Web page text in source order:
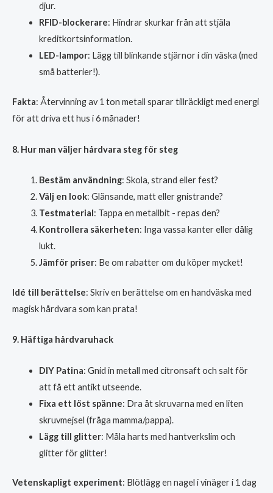
djur.
RFID-blockerare: Hindrar skurkar från att stjäla
kreditkortsinformation.
LED-lampor: Lägg till blinkande stjärnor i din väska (med
små batterier!).
Fakta: Återvinning av 1 ton metall sparar tillräckligt med energi
för att driva ett hus i 6 månader!
8. Hur man väljer hårdvara steg för steg
Bestäm användning: Skola, strand eller fest?
Välj en look: Glänsande, matt eller gnistrande?
Testmaterial: Tappa en metallbit - repas den?
Kontrollera säkerheten: Inga vassa kanter eller dålig
lukt.
Jämför priser: Be om rabatter om du köper mycket!
Idé till berättelse: Skriv en berättelse om en handväska med
magisk hårdvara som kan prata!
9. Häftiga hårdvaruhack
DIY Patina: Gnid in metall med citronsaft och salt för
att få ett antikt utseende.
Fixa ett löst spänne: Dra åt skruvarna med en liten
skruvmejsel (fråga mamma/pappa).
Lägg till glitter: Måla harts med hantverkslim och
glitter för glitter!
Vetenskapligt experiment: Blötlägg en nagel i vinäger i 1 dag